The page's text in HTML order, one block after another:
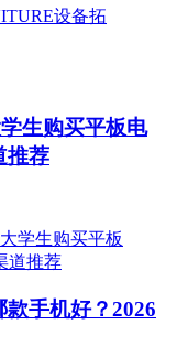
生购买平板电
推荐
手机好？2026